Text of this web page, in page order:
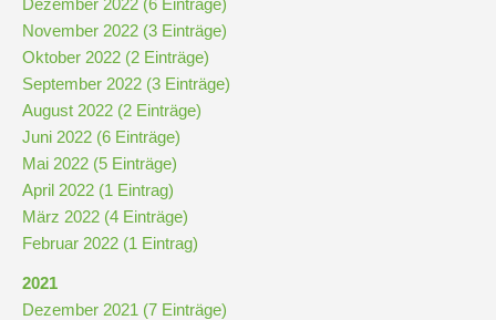
Dezember 2022 (6 Einträge)
November 2022 (3 Einträge)
Oktober 2022 (2 Einträge)
September 2022 (3 Einträge)
August 2022 (2 Einträge)
Juni 2022 (6 Einträge)
Mai 2022 (5 Einträge)
April 2022 (1 Eintrag)
März 2022 (4 Einträge)
Februar 2022 (1 Eintrag)
2021
Dezember 2021 (7 Einträge)